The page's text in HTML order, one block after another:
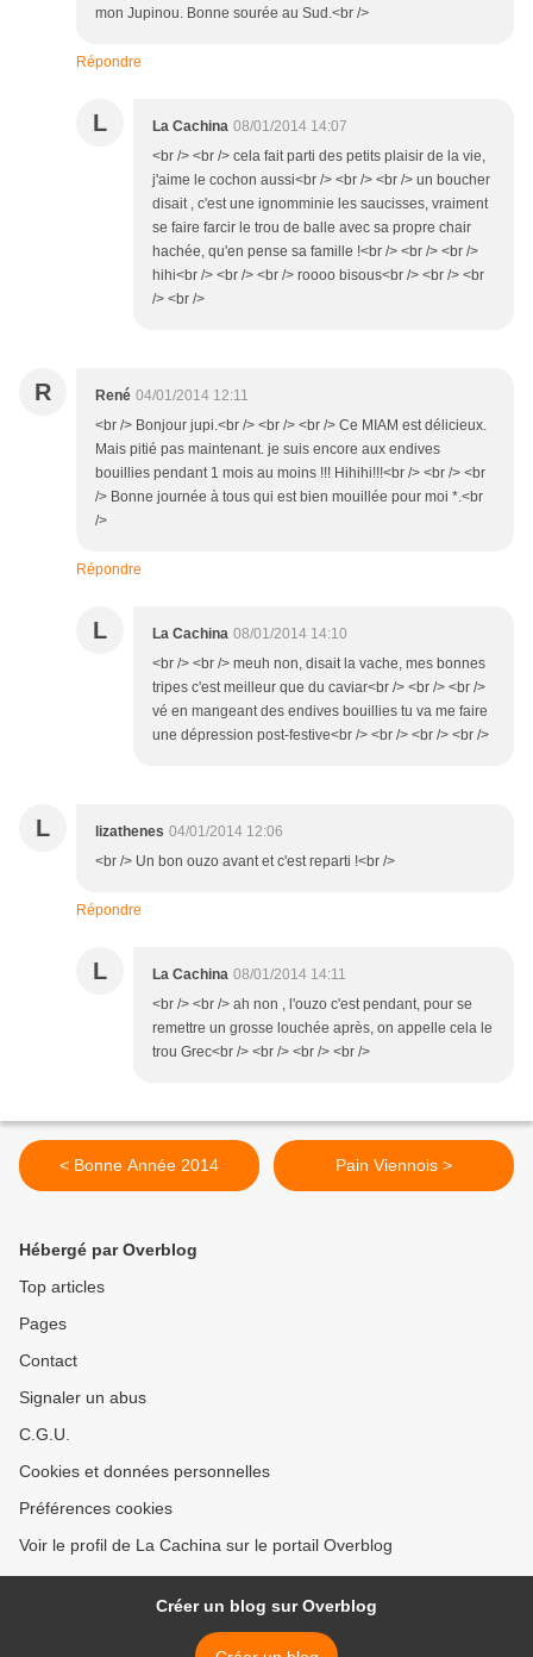
mon Jupinou. Bonne sourée au Sud.<br />
Répondre
L La Cachina 08/01/2014 14:07
<br /> <br /> cela fait parti des petits plaisir de la vie,
j'aime le cochon aussi<br /> <br /> <br /> un boucher
disait , c'est une ignomminie les saucisses, vraiment
se faire farcir le trou de balle avec sa propre chair
hachée, qu'en pense sa famille !<br /> <br /> <br />
hihi<br /> <br /> <br /> roooo bisous<br /> <br /> <br
/> <br />
R René 04/01/2014 12:11
<br /> Bonjour jupi.<br /> <br /> <br /> Ce MIAM est délicieux.
Mais pitié pas maintenant. je suis encore aux endives
bouillies pendant 1 mois au moins !!! Hihihi!!!<br /> <br /> <br
/> Bonne journée à tous qui est bien mouillée pour moi *.<br
/>
Répondre
L La Cachina 08/01/2014 14:10
<br /> <br /> meuh non, disait la vache, mes bonnes
tripes c'est meilleur que du caviar<br /> <br /> <br />
vé en mangeant des endives bouillies tu va me faire
une dépression post-festive<br /> <br /> <br /> <br />
L lizathenes 04/01/2014 12:06
<br /> Un bon ouzo avant et c'est reparti !<br />
Répondre
L La Cachina 08/01/2014 14:11
<br /> <br /> ah non , l'ouzo c'est pendant, pour se
remettre un grosse louchée après, on appelle cela le
trou Grec<br /> <br /> <br /> <br />
< Bonne Année 2014 Pain Viennois >
Hébergé par Overblog
Top articles
Pages
Contact
Signaler un abus
C.G.U.
Cookies et données personnelles
Préférences cookies
Voir le profil de La Cachina sur le portail Overblog
Créer un blog sur Overblog